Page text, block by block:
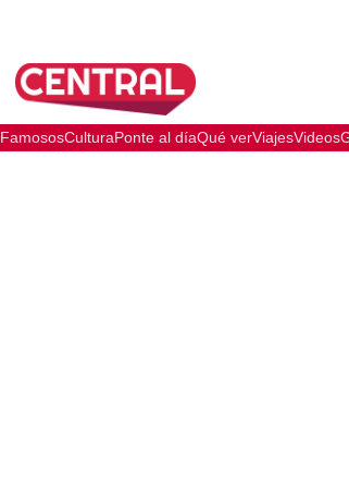
FamososCulturaPonte al díaQué verViajesVideos